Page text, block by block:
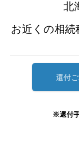
北
お近くの相続
還付
※還付